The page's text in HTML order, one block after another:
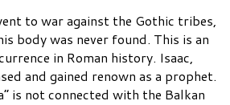
to war against the Gothic tribes,
body was never found. This is an
in Roman history. Isaac,
and gained renown as a prophet.
is not connected with the Balkan